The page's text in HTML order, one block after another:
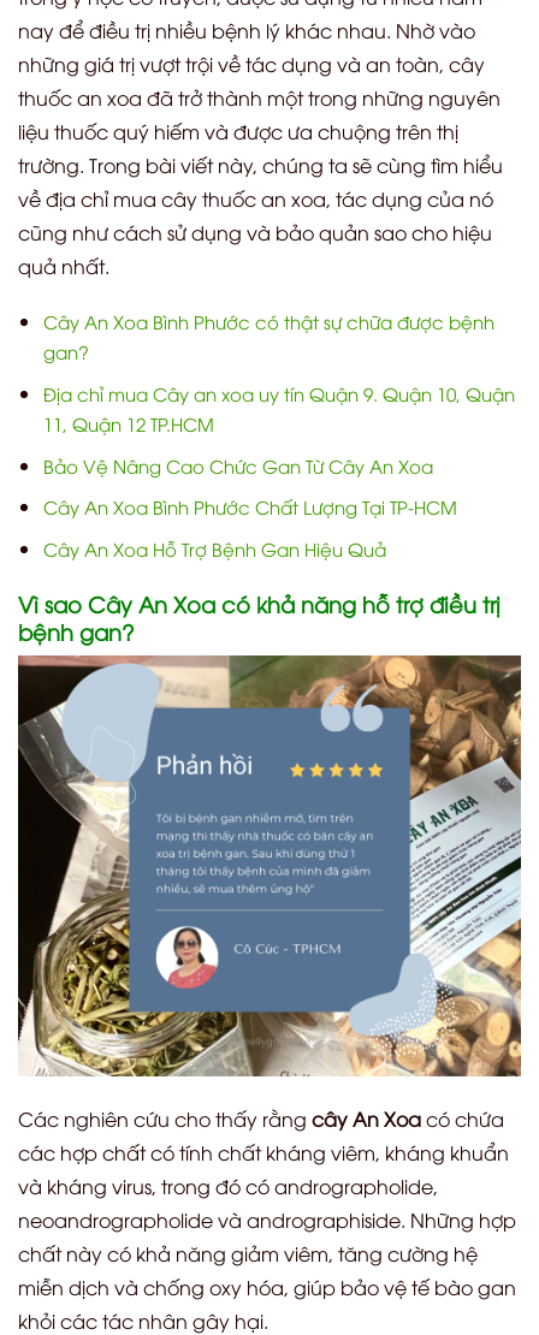
nay để điều trị nhiều bệnh lý khác nhau. Nhờ vào
những giá trị vượt trội về tác dụng và an toàn, cây
thuốc an xoa đã trở thành một trong những nguyên
liệu thuốc quý hiếm và được ưa chuộng trên thị
trường. Trong bài viết này, chúng ta sẽ cùng tìm hiểu
về địa chỉ mua cây thuốc an xoa, tác dụng của nó
cũng như cách sử dụng và bảo quản sao cho hiệu
quả nhất.
Cây An Xoa Bình Phước có thật sự chữa được bệnh
gan?
Địa chỉ mua Cây an xoa uy tín Quận 9. Quận 10, Quận
11, Quận 12 TP.HCM
Bảo Vệ Nâng Cao Chức Gan Từ Cây An Xoa
Cây An Xoa Bình Phước Chất Lượng Tại TP-HCM
Cây An Xoa Hỗ Trợ Bệnh Gan Hiệu Quả
Vì sao Cây An Xoa có khả năng hỗ trợ điều trị
bệnh gan?
Các nghiên cứu cho thấy rằng cây An Xoacó chứa
các hợp chất có tính chất kháng viêm, kháng khuẩn
và kháng virus, trong đó có andrographolide,
neoandrographolide và andrographiside. Những hợp
chất này có khả năng giảm viêm, tăng cường hệ
miễn dịch và chống oxy hóa, giúp bảo vệ tế bào gan
khỏi các tác nhân gây hại.